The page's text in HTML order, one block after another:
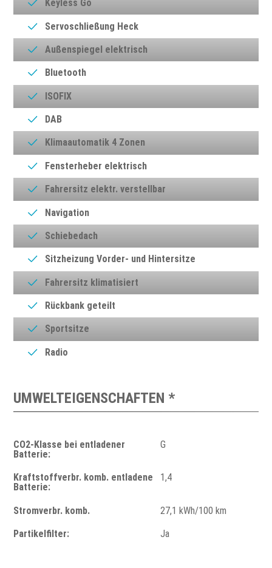
Keyless Go
Servoschließung Heck
Außenspiegel elektrisch
Bluetooth
ISOFIX
DAB
Klimaautomatik 4 Zonen
Fensterheber elektrisch
Fahrersitz elektr. verstellbar
Navigation
Schiebedach
Sitzheizung Vorder- und Hintersitze
Fahrersitz klimatisiert
Rückbank geteilt
Sportsitze
Radio
UMWELTEIGENSCHAFTEN *
CO2-Klasse bei entladener
Batterie:
G
Kraftstoffverbr. komb. entladene
Batterie:
1,4
Stromverbr. komb. 27,1 kWh/100 km
Partikelfilter: Ja